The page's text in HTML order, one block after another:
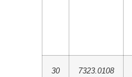
30 7323.0108